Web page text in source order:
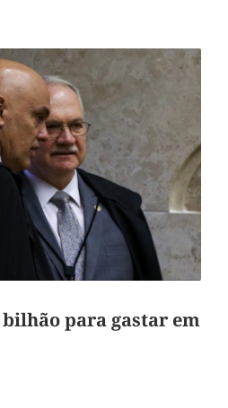
bilhão para gastar em